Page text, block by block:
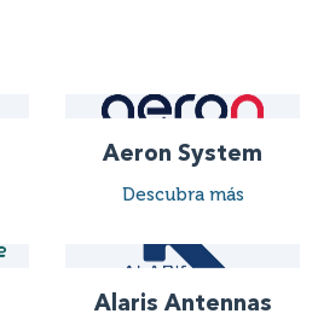
Aeron System
Descubra más
Alaris Antennas